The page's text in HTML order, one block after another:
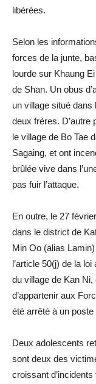
libérées.
Selon les
forces de la junte,
lourde sur Khaung
de Shan. Un obus
un village situé
deux frères. D’autre
le village de Bo Tae
Sagaing, et ont
brûlée vive dans
pas fuir l’attaque.
En outre, le 27
dans le district de
Min Oo (alias
l’article 50(j) de la
du village de Kan Ni,
d’appartenir aux
été arrêté à un poste
Deux adolescents
sont deux des
croissant